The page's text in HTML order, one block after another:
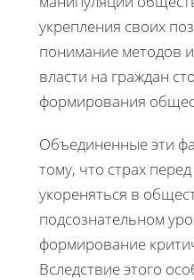
укрепления своих
понимание методов
власти на граждан
формирования
Объединенные эти
тому, что страх
укореняться в
подсознательном
формирование
Вследствие этого